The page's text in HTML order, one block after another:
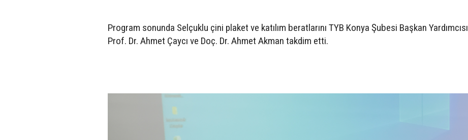
Program sonunda Selçuklu çini plaket ve katılım beratlarını TYB Konya Şubesi Başkan Yardımcısı
Prof. Dr. Ahmet Çaycı ve Doç. Dr. Ahmet Akman takdim etti.